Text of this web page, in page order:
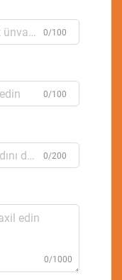
0/100
0/100
0/200
0/1000